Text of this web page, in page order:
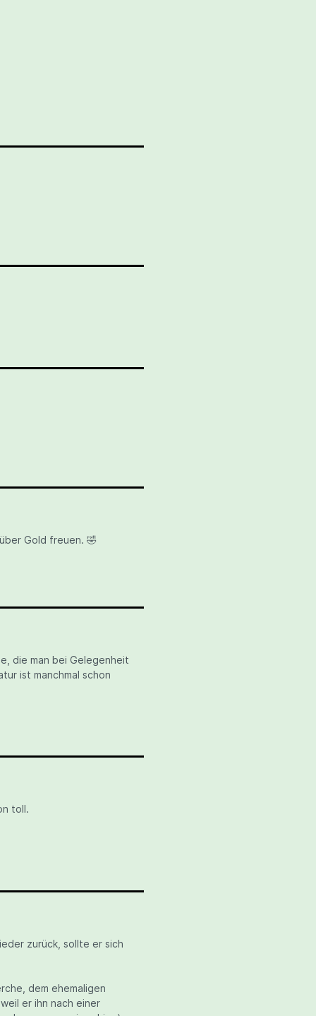
Gold freuen. 🤣
die man bei Gelegenheit
ist manchmal schon
toll.
zurück, sollte er sich
dem ehemaligen
er ihn nach einer